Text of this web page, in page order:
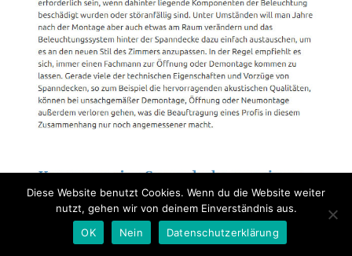
Diese Website benutzt Cookies. Wenn du die Website weiter
nutzt, gehen wir von deinem Einverständnis aus.
OK
Nein Datenschutzerklärung